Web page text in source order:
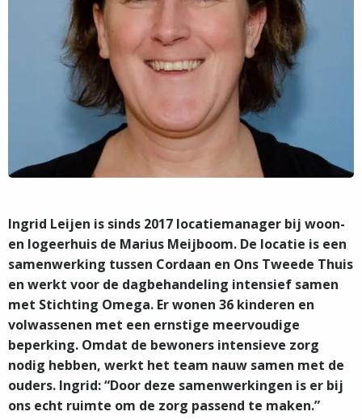
Ingrid Leijen is sinds 2017 locatiemanager bij woon-
en logeerhuis de Marius Meijboom. De locatie is een
samenwerking tussen Cordaan en Ons Tweede Thuis
en werkt voor de dagbehandeling intensief samen
met Stichting Omega. Er wonen 36 kinderen en
volwassenen met een ernstige meervoudige
beperking. Omdat de bewoners intensieve zorg
nodig hebben, werkt het team nauw samen met de
ouders. Ingrid: “Door deze samenwerkingen is er bij
ons echt ruimte om de zorg passend te maken.”